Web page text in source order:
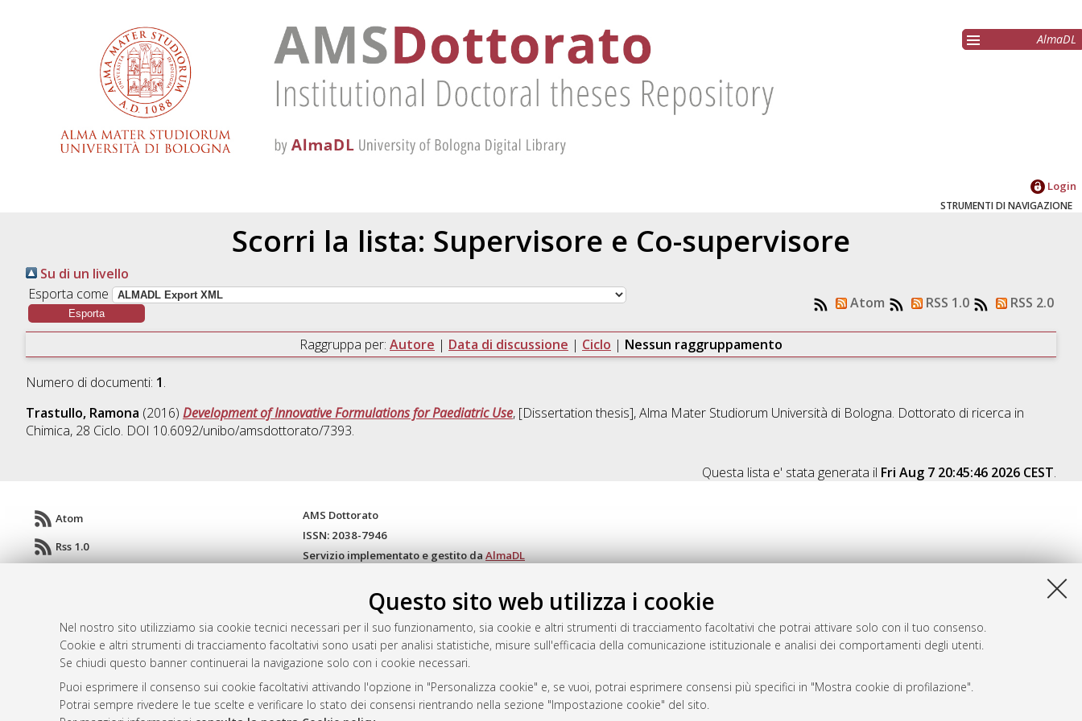
Questo sito web utilizza i cookie
Nel nostro sito utilizziamo sia cookie tecnici necessari per il suo funzionamento, sia cookie e altri strumenti di tracciamento facoltativi che potrai attivare solo con il tuo consenso.
Cookie e altri strumenti di tracciamento facoltativi sono usati per analisi statistiche, misure sull'efficacia della comunicazione istituzionale e analisi dei comportamenti degli utenti.
Se chiudi questo banner continuerai la navigazione solo con i cookie necessari.
Puoi esprimere il consenso sui cookie facoltativi attivando l'opzione in "Personalizza cookie" e, se vuoi, potrai esprimere consensi più specifici in "Mostra cookie di profilazione".
Potrai sempre rivedere le tue scelte e verificare lo stato dei consensi rientrando nella sezione "Impostazione cookie" del sito.
AlmaDL
Login
STRUMENTI DI NAVIGAZIONE
Scorri la lista: Supervisore e Co-supervisore
Su di un livello
Esporta come
Atom RSS 1.0 RSS 2.0
Raggruppa per: Autore | Data di discussione | Ciclo | Nessun raggruppamento
Numero di documenti: 1.
Trastullo, Ramona (2016) Development of Innovative Formulations for Paediatric Use, [Dissertation thesis], Alma Mater Studiorum Università di Bologna. Dottorato di ricerca in
Chimica, 28 Ciclo. DOI 10.6092/unibo/amsdottorato/7393.
Questa lista e' stata generata il Fri Aug 7 20:45:46 2026 CEST.
Atom
Rss 1.0
AMS Dottorato
ISSN: 2038-7946
Servizio implementato e gestito da AlmaDL
Informativa sulla privacy
Condizioni d’uso del sito
© ALMA MATER STUDIORUM - Università di Bologna, 2007-2026.